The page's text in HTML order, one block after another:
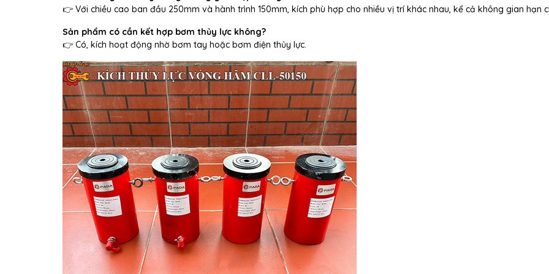
👉 Với chiều cao ban đầu 250mm và hành trình 150mm, kích phù hợp cho nhiều vị trí khác nhau, kể cả không gian hạn
Sản phẩm có cần kết hợp bơm thủy lực không?
👉 Có, kích hoạt động nhờ bơm tay hoặc bơm điện thủy lực.